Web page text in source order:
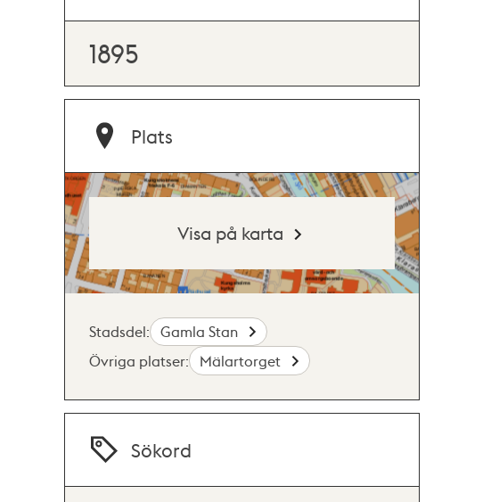
1895
Plats
Visa på karta
Stadsdel:
Gamla Stan
Övriga platser:
Mälartorget
Sökord